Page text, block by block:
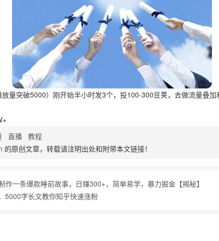
量突破5000）刚开始半小时发3个，投100-300豆荚，去做流量叠
直播 教程
的原创文章，转载请注明出处和附带本文链接！
作一条爆款睡前故事，日赚300+，简单易学，暴力掘金【揭秘】
5000字长文教你知乎快速涨粉